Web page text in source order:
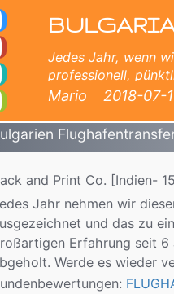
Jedes Jahr, wenn
professionell,
Mario 2018-07-
and Print Co. [Indien-
Jahr nehmen wir
und das zu
Erfahrung seit 6
Werde es wieder